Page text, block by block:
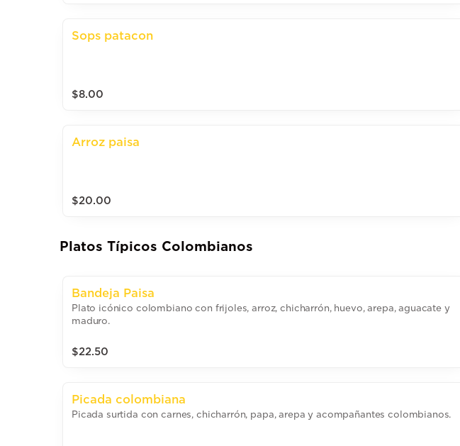
Sops patacon
$8.00
Arroz paisa
$20.00
Platos Típicos Colombianos
Bandeja Paisa
Plato icónico colombiano con frijoles, arroz, chicharrón, huevo, arepa, aguacate y
maduro.
$22.50
Picada colombiana
Picada surtida con carnes, chicharrón, papa, arepa y acompañantes colombianos.